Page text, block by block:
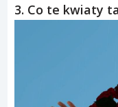
3. Co te kwiaty